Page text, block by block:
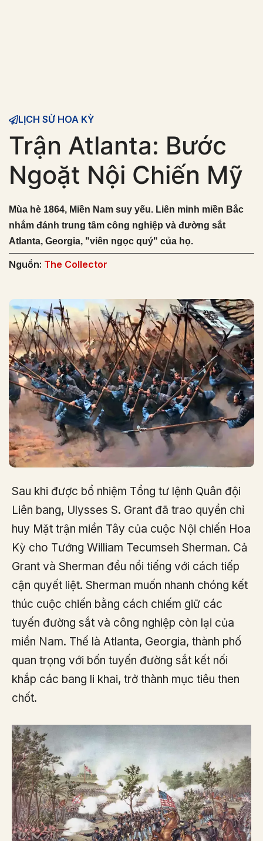
LỊCH SỬ HOA KỲ
Trận Atlanta: Bước
Ngoặt Nội Chiến Mỹ
Mùa hè 1864, Miền Nam suy yếu. Liên minh miền Bắc
nhắm đánh trung tâm công nghiệp và đường sắt
Atlanta, Georgia, "viên ngọc quý" của họ.
Nguồn: The Collector
Sau khi được bổ nhiệm Tổng tư lệnh Quân đội
Liên bang, Ulysses S. Grant đã trao quyền chỉ
huy Mặt trận miền Tây của cuộc Nội chiến Hoa
Kỳ cho Tướng William Tecumseh Sherman. Cả
Grant và Sherman đều nổi tiếng với cách tiếp
cận quyết liệt. Sherman muốn nhanh chóng kết
thúc cuộc chiến bằng cách chiếm giữ các
tuyến đường sắt và công nghiệp còn lại của
miền Nam. Thế là Atlanta, Georgia, thành phố
quan trọng với bốn tuyến đường sắt kết nối
khắp các bang li khai, trở thành mục tiêu then
chốt.